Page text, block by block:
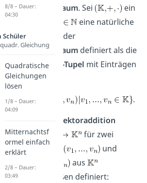
Koordinatenraum. Sei
ein
eine natürliche
Zahl. Dann ist der
Koordinatenraumdefiniert als die
Menge aller
-Tupel mit Einträgen
aus
:
.
Vektoraddition
für zwei
Vektoren
und
aus
folgendermaßen definiert:
8/8 – Dauer:
04:30
Schüler
Gleichung
Quadratische
Gleichungen
lösen
1/8 – Dauer:
04:09
Mitternachtsf
ormel einfach
erklärt
2/8 – Dauer:
03:49